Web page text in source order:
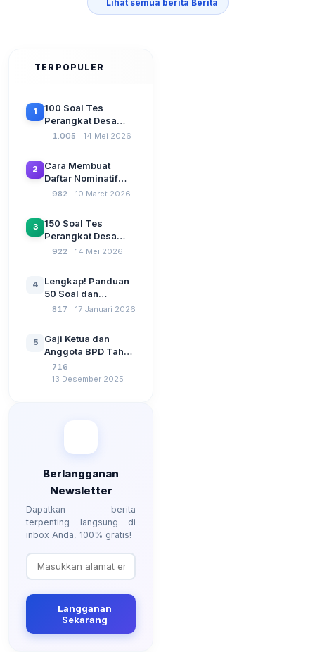
Lihat semua berita Berita
TERPOPULER
1
100 Soal Tes
Perangkat Desa
Terbaru 2026
CAT Berbasis UU
Desa No. 3 Tahun
2024
1.005 14 Mei 2026
2
Cara Membuat
Daftar Nominatif
Siltap di Aplikasi
SPP Pencairan
Dana Desa
982 10 Maret 2026
3
150 Soal Tes
Perangkat Desa
2026: Administrasi
Kebangsaan, dan
Komputer Beserta
Jawaban Paling
922 14 Mei 2026
4
Lengkap! Panduan
50 Soal dan
Jawaban Tes
Berdasarkan UU No
3 Tahun 2024
817 17 Januari 2026
5
Gaji Ketua dan
Anggota BPD Tahun
2026, Berapa
Besarannya? Ada
716
13 Desember 2025
Berlangganan
Newsletter
Dapatkan berita
terpenting langsung di
inbox Anda, 100% gratis!
Langganan
Sekarang